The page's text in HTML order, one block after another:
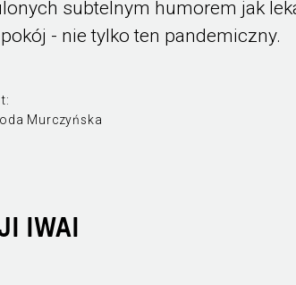
subtelnym humorem jak
- nie tylko ten pandemiczny.
Murczyńska
IWAI